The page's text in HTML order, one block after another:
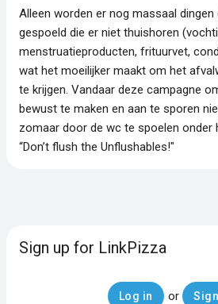
Alleen worden er nog massaal
gespoeld die er niet thuishoren
menstruatieproducten, frituurvet,
wat het moeilijker maakt om het
te krijgen. Vandaar deze campagne
bewust te maken en aan te sporen
zomaar door de wc te spoelen onder
“Don’t flush the Unflushables!"
Sign up for LinkPizza
Log in or